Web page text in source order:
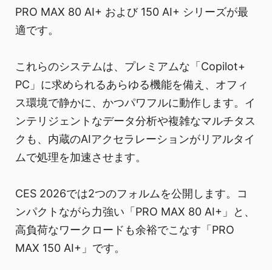
PRO MAX 80 AI+ および 150 AI+ シリーズが最
適です。
これらのシステムは、プレミアムな「Copilot+
PC」に求められるあらゆる機能を備え、オフィ
ス環境で静かに、かつパワフルに動作します。イ
ンテリジェントなデータ分析や複雑なマルチタス
クも、内蔵のAIアクセラレーションがリアルタイ
ムで処理を加速させます。
CES 2026では2つのフォルムを公開します。コ
ンパクトながら力強い「PRO MAX 80 AI+」と、
高負荷なワークロードも余裕でこなす「PRO
MAX 150 AI+」です。